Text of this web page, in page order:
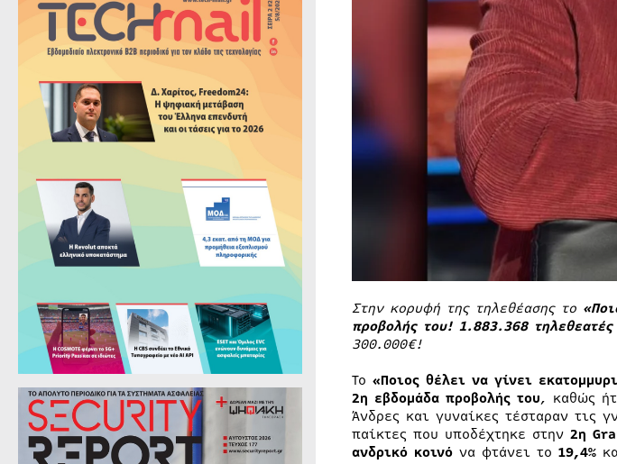
Στην κορυφή της τηλεθέασης το
προβολής του! 1.883.368 τηλεθεατές
300.000€!
Το «Ποιος θέλει να γίνει
2η εβδομάδα προβολής του, καθώς
Άνδρες και γυναίκες τέσταραν τις
παίκτες που υποδέχτηκε στην 2η
ανδρικό κοινόνα φτάνει το 19,4%